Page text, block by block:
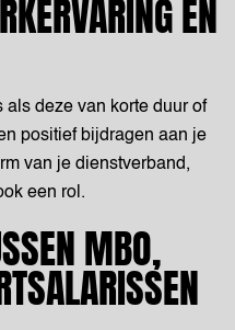
EN
deze van korte duur of
positief bijdragen aan je
van je dienstverband,
een rol.
MBO,